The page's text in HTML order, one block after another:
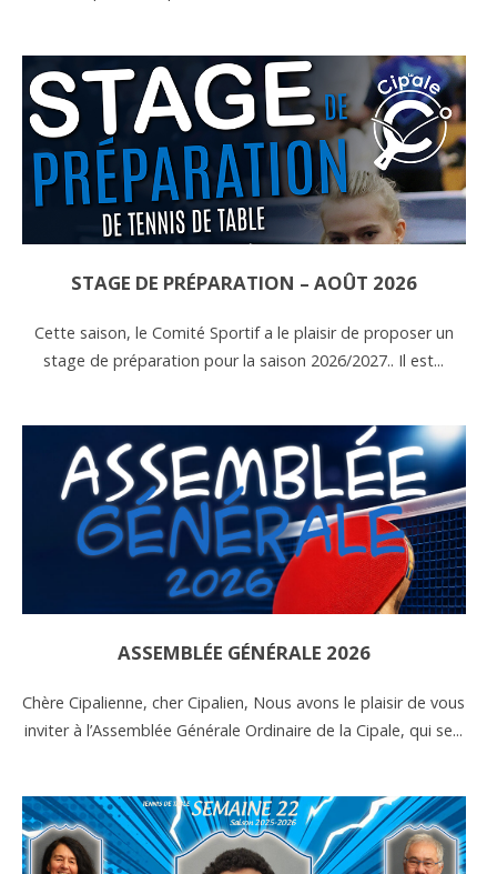
STAGE DE PRÉPARATION – AOÛT 2026
Cette saison, le Comité Sportif a le plaisir de proposer un
stage de préparation pour la saison 2026/2027.. Il est...
ASSEMBLÉE GÉNÉRALE 2026
Chère Cipalienne, cher Cipalien, Nous avons le plaisir de vous
inviter à l’Assemblée Générale Ordinaire de la Cipale, qui se...